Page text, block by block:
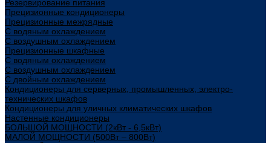
Резервирование питания
Прецизионные кондиционеры
Прецизионные межрядные
С водяным охлаждением
С воздушным охлаждением
Прецизионные шкафные
С водяным охлаждением
С воздушным охлаждением
С двойным охлаждением
Кондиционеры для серверных, промышленных, электро-
технических шкафов
Кондиционеры для уличных климатических шкафов
Настенные кондиционеры
БОЛЬШОЙ МОЩНОСТИ (2кВт - 6,5кВт)
МАЛОЙ МОЩНОСТИ (500Вт – 800Вт)